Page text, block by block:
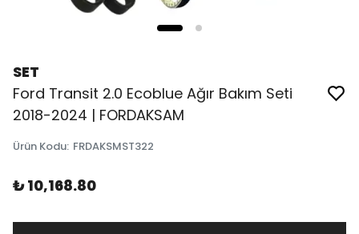
SET
Ford Transit 2.0 Ecoblue Ağır Bakım Seti
2018-2024 | FORDAKSAM
Ürün Kodu: FRDAKSMST322
₺ 10,168.80